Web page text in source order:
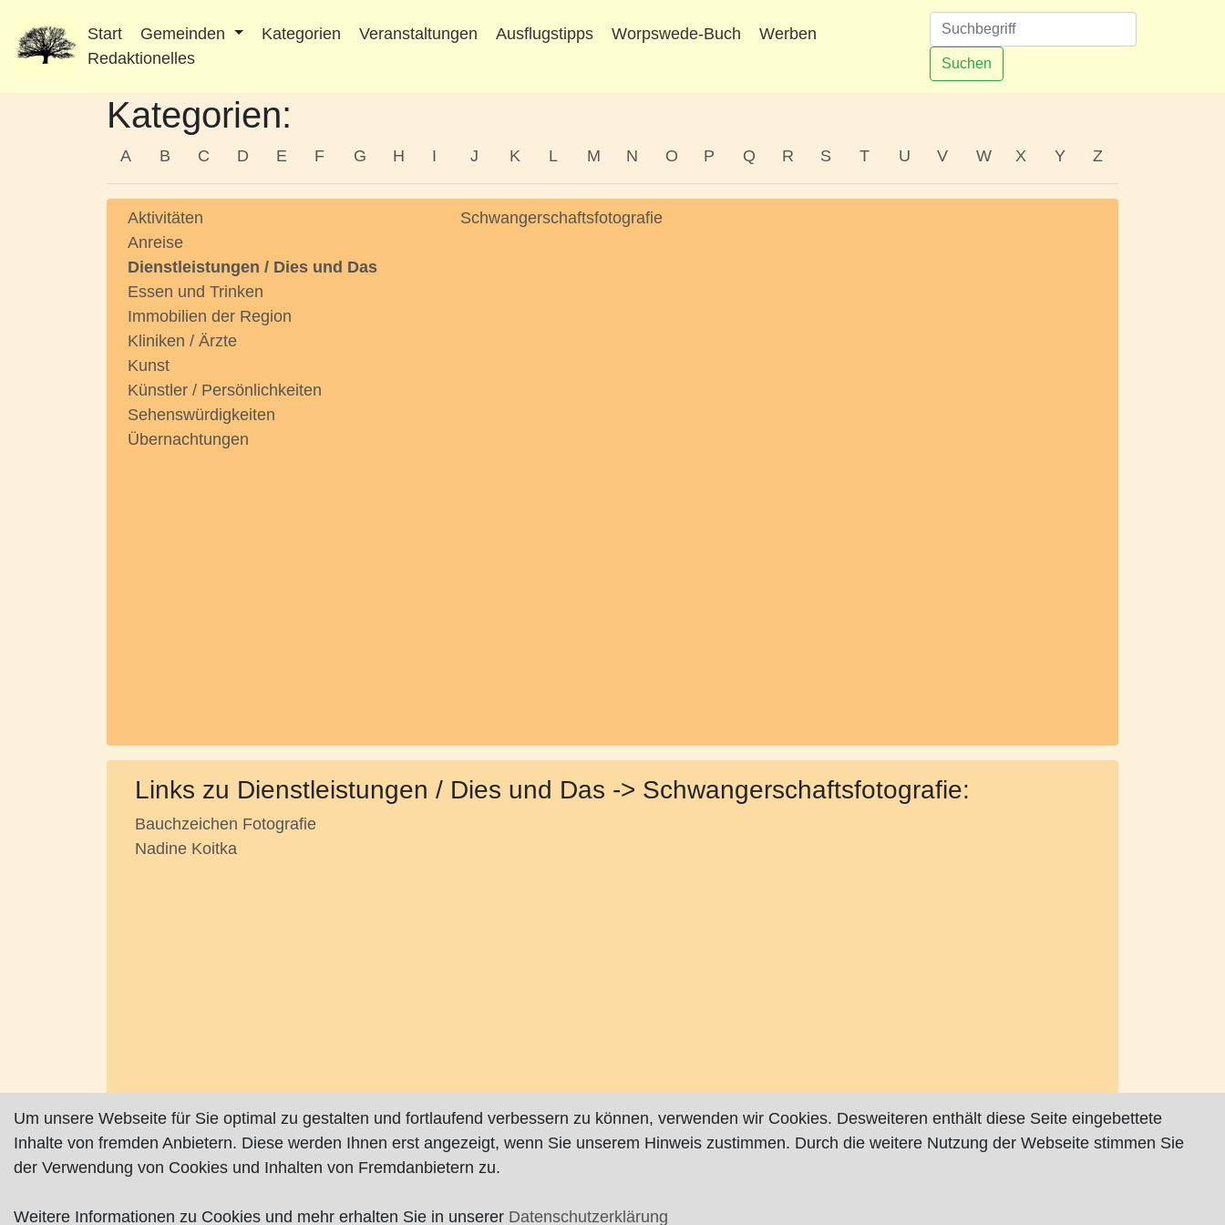
Start Gemeinden Kategorien Veranstaltungen Ausflugstipps Worpswede-Buch
Werben
Redaktionelles
Suchen
Kategorien:
A B C D E F G H I J K L M N O P Q R S T U V W X Y Z
Aktivitäten
Anreise
Dienstleistungen / Dies und Das
Essen und Trinken
Immobilien der Region
Kliniken / Ärzte
Kunst
Künstler / Persönlichkeiten
Sehenswürdigkeiten
Übernachtungen
Schwangerschaftsfotografie
Links zu Dienstleistungen / Dies und Das -> Schwangerschaftsfotografie:
Bauchzeichen Fotografie
Nadine Koitka
Impressum
Um unsere Webseite für Sie optimal zu gestalten und fortlaufend verbessern zu können, verwenden wir Cookies. Desweiteren enthält diese Seite eingebettete
Inhalte von fremden Anbietern. Diese werden Ihnen erst angezeigt, wenn Sie unserem Hinweis zustimmen. Durch die weitere Nutzung der Webseite stimmen Sie
der Verwendung von Cookies und Inhalten von Fremdanbietern zu.
Weitere Informationen zu Cookies und mehr erhalten Sie in unserer Datenschutzerklärung